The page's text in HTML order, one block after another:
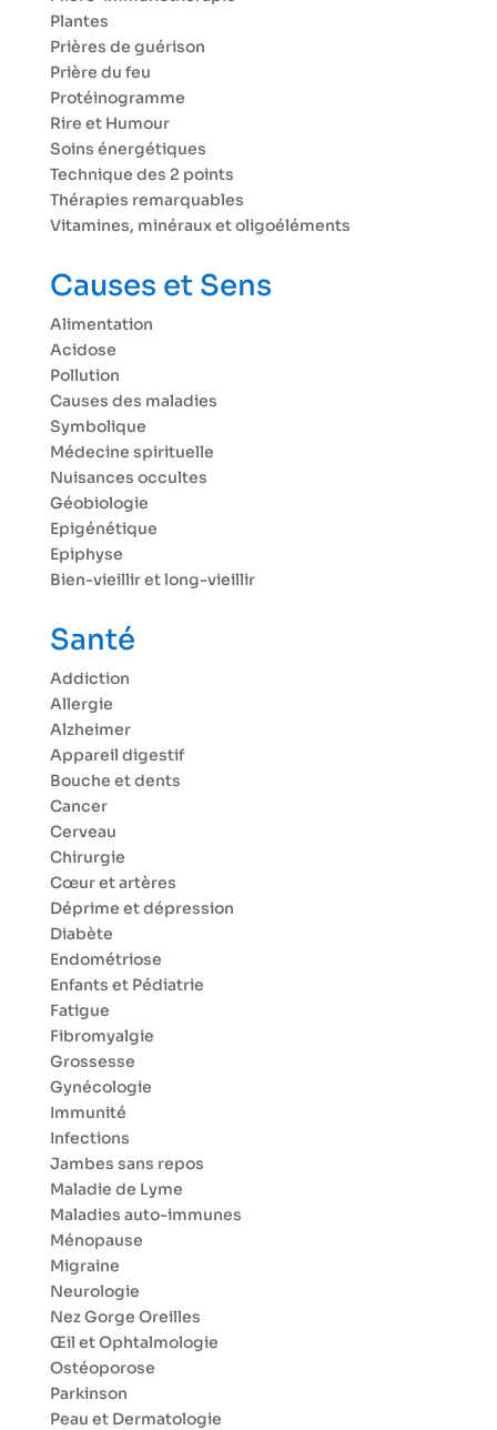
Plantes
Prières de guérison
Prière du feu
Protéinogramme
Rire et Humour
Soins énergétiques
Technique des 2 points
Thérapies remarquables
Vitamines, minéraux et oligoéléments
Causes et Sens
Alimentation
Acidose
Pollution
Causes des maladies
Symbolique
Médecine spirituelle
Nuisances occultes
Géobiologie
Epigénétique
Epiphyse
Bien-vieillir et long-vieillir
Santé
Addiction
Allergie
Alzheimer
Appareil digestif
Bouche et dents
Cancer
Cerveau
Chirurgie
Cœur et artères
Déprime et dépression
Diabète
Endométriose
Enfants et Pédiatrie
Fatigue
Fibromyalgie
Grossesse
Gynécologie
Immunité
Infections
Jambes sans repos
Maladie de Lyme
Maladies auto-immunes
Ménopause
Migraine
Neurologie
Nez Gorge Oreilles
Œil et Ophtalmologie
Ostéoporose
Parkinson
Peau et Dermatologie